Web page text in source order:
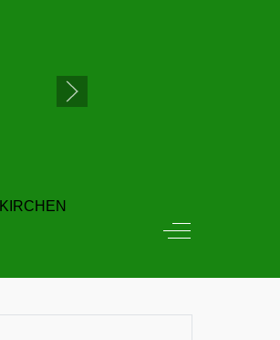
KIRCHEN
Off-Canvas